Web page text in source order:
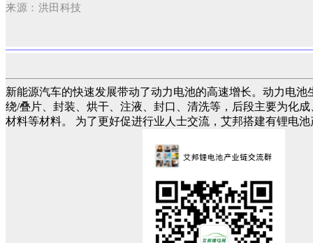
来源：洪田科技
新能源汽车的快速发展带动了动力电池的高速增长。动力电
绕/叠片、封装、烘干、注液、封口、清洗等，后段主要为化
材料等材料。 为了更好促进行业人士交流，艾邦搭建有锂电